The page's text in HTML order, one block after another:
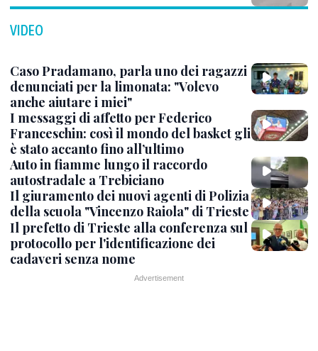
VIDEO
Caso Pradamano, parla uno dei ragazzi
denunciati per la limonata: "Volevo
anche aiutare i miei"
I messaggi di affetto per Federico
Franceschin: così il mondo del basket gli
è stato accanto fino all’ultimo
Auto in fiamme lungo il raccordo
autostradale a Trebiciano
Il giuramento dei nuovi agenti di Polizia
della scuola "Vincenzo Raiola" di Trieste
Il prefetto di Trieste alla conferenza sul
protocollo per l'identificazione dei
cadaveri senza nome